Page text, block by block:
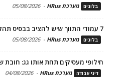
בלוגים מערכת HRus -
05/08/2026
7 עמודי התווך שיש להציב בבסיס תהליך הגיוס ומיתוג המעסיק
בלוגים מערכת HRus -
05/08/2026
חילופי מעסיקים תחת אותו גג:
דיני עבודה מערכת HRus -
04/08/2026